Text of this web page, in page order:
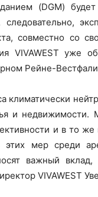
(DGM)
совместно со
VIVAWEST уже
Рейне-
климатически
и
и в то
этих мер среди
важный
VIVAWEST